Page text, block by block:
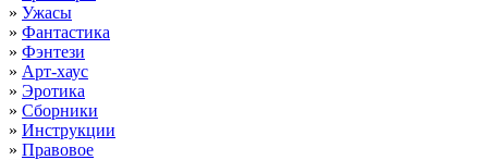
» Ужасы
» Фантастика
» Фэнтези
» Арт-хаус
» Эротика
» Сборники
» Инструкции
» Правовое